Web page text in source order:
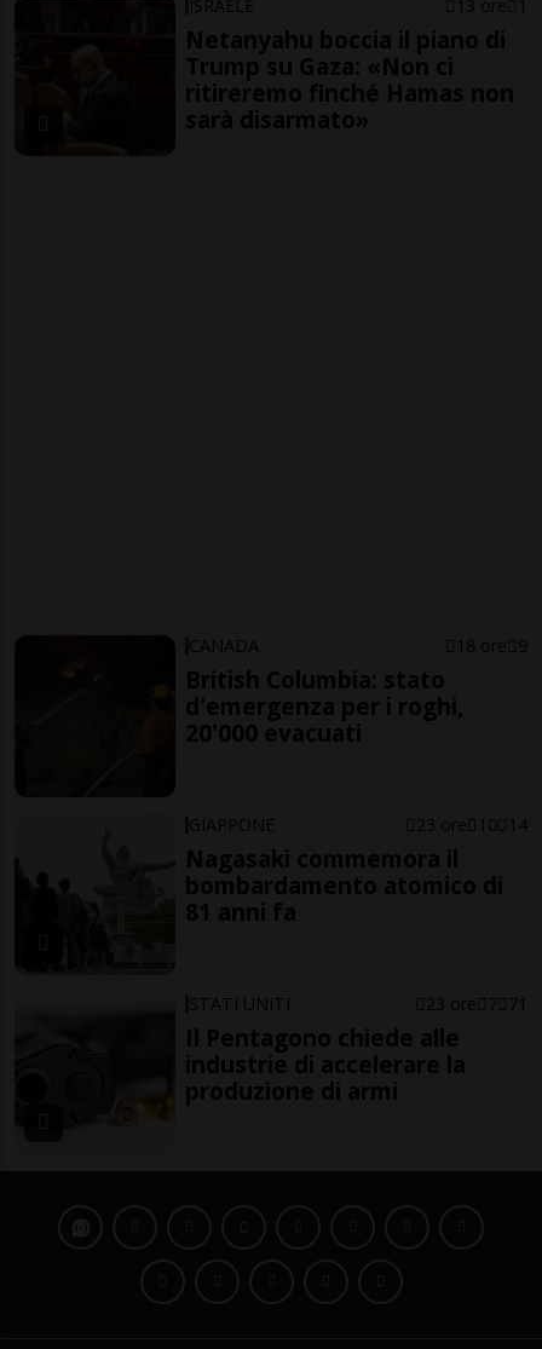
ISRAELE 13 ore 1
Netanyahu boccia il piano di
Trump su Gaza: «Non ci
ritireremo finché Hamas non
sarà disarmato»
CANADA 18 ore 9
British Columbia: stato
d'emergenza per i roghi,
20'000 evacuati
GIAPPONE 23 ore 10 14
Nagasaki commemora il
bombardamento atomico di
81 anni fa
STATI UNITI 23 ore 7 71
Il Pentagono chiede alle
industrie di accelerare la
produzione di armi